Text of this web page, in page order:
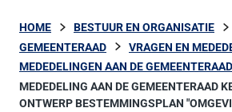
HOME
BESTUUR EN ORGANISATIE
GEMEENTERAAD
VRAGEN EN
MEDEDELINGEN AAN DE GEMEENTERAAD
MEDEDELING AAN DE GEMEENTERAAD
ONTWERP BESTEMMINGSPLAN